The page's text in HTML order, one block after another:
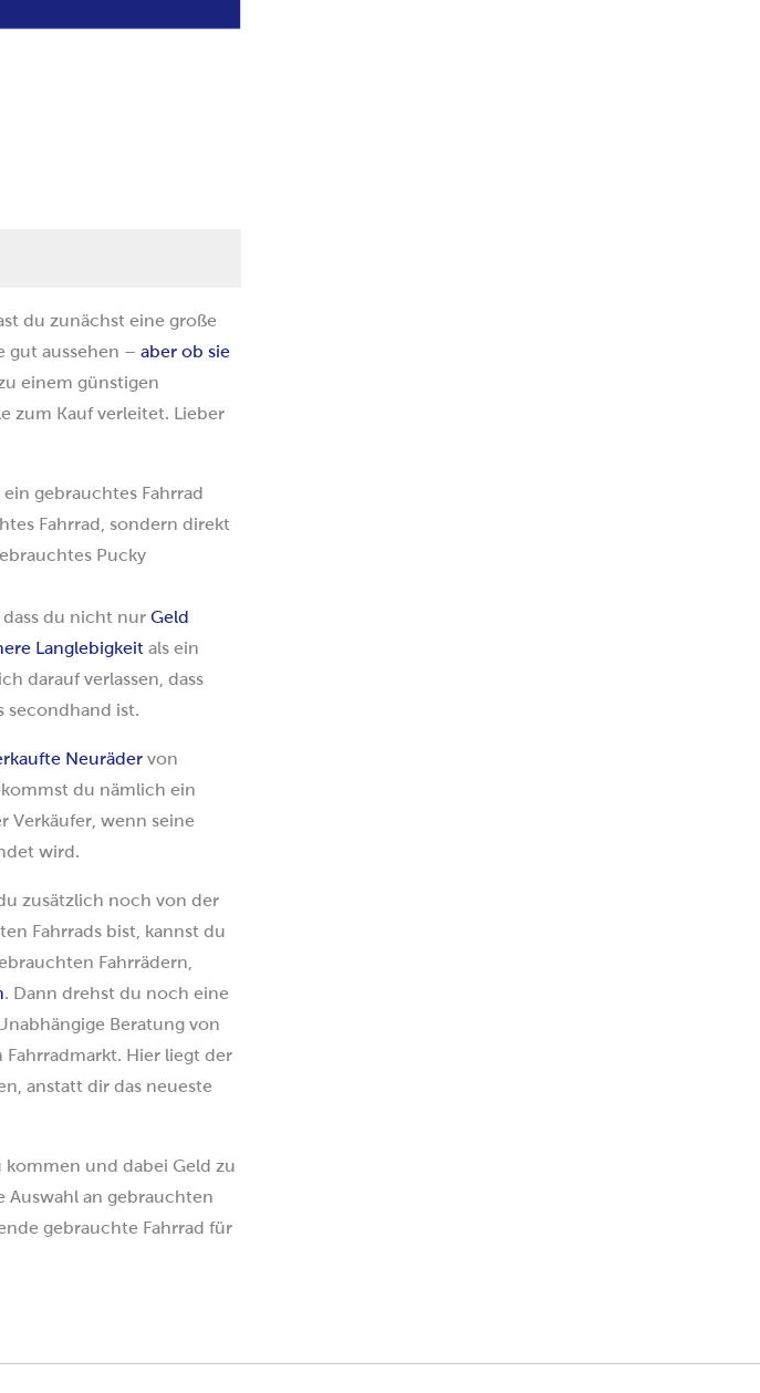
du zunächst eine große
gut aussehen – aber ob sie
einem günstigen
zum Kauf verleitet. Lieber
gebrauchtes Fahrrad
Fahrrad, sondern direkt
Pucky
dass du nicht nur Geld
Langlebigkeit als ein
darauf verlassen, dass
secondhand ist.
Neuräder von
du nämlich ein
Verkäufer, wenn seine
wird.
zusätzlich noch von der
Fahrrads bist, kannst du
Fahrrädern,
. Dann drehst du noch eine
Beratung von
Hier liegt der
anstatt dir das neueste
kommen und dabei Geld zu
Auswahl an gebrauchten
gebrauchte Fahrrad für